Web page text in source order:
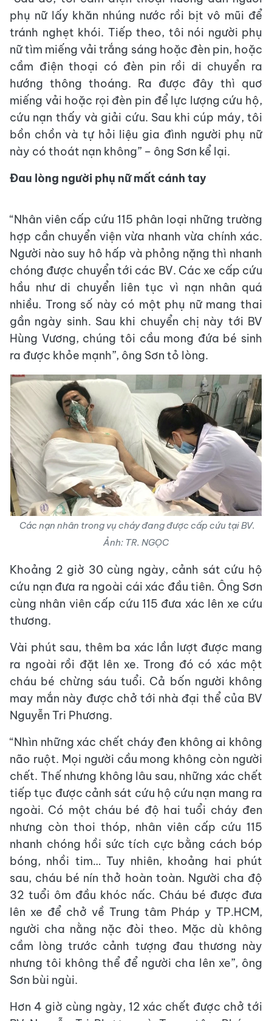
phụ nữ lấy khăn nhúng nước rồi bịt vô mũi để
tránh nghẹt khói. Tiếp theo, tôi nói người phụ
nữ tìm miếng vải trắng sáng hoặc đèn pin, hoặc
cầm điện thoại có đèn pin rồi di chuyển ra
hướng thông thoáng. Ra được đây thì quơ
miếng vải hoặc rọi đèn pin để lực lượng cứu hộ,
cứu nạn thấy và giải cứu. Sau khi cúp máy, tôi
bồn chồn và tự hỏi liệu gia đình người phụ nữ
này có thoát nạn không” – ông Sơn kể lại.
Đau lòng người phụ nữ mất cánh tay
“Nhân viên cấp cứu 115 phân loại những trường
hợp cần chuyển viện vừa nhanh vừa chính xác.
Người nào suy hô hấp và phỏng nặng thì nhanh
chóng được chuyển tới các BV. Các xe cấp cứu
hầu như di chuyển liên tục vì nạn nhân quá
nhiều. Trong số này có một phụ nữ mang thai
gần ngày sinh. Sau khi chuyển chị này tới BV
Hùng Vương, chúng tôi cầu mong đứa bé sinh
ra được khỏe mạnh”, ông Sơn tỏ lòng.
Các nạn nhân trong vụ cháy đang được cấp cứu tại BV.
Ảnh: TR. NGỌC
Khoảng 2 giờ 30 cùng ngày, cảnh sát cứu hộ
cứu nạn đưa ra ngoài cái xác đầu tiên. Ông Sơn
cùng nhân viên cấp cứu 115 đưa xác lên xe cứu
thương.
Vài phút sau, thêm ba xác lần lượt được mang
ra ngoài rồi đặt lên xe. Trong đó có xác một
cháu bé chừng sáu tuổi. Cả bốn người không
may mắn này được chở tới nhà đại thể của BV
Nguyễn Tri Phương.
“Nhìn những xác chết cháy đen không ai không
não ruột. Mọi người cầu mong không còn người
chết. Thế nhưng không lâu sau, những xác chết
tiếp tục được cảnh sát cứu hộ cứu nạn mang ra
ngoài. Có một cháu bé độ hai tuổi cháy đen
nhưng còn thoi thóp, nhân viên cấp cứu 115
nhanh chóng hồi sức tích cực bằng cách bóp
bóng, nhồi tim… Tuy nhiên, khoảng hai phút
sau, cháu bé nín thở hoàn toàn. Người cha độ
32 tuổi ôm đầu khóc nấc. Cháu bé được đưa
lên xe để chở về Trung tâm Pháp y TP.HCM,
người cha nằng nặc đòi theo. Mặc dù không
cầm lòng trước cảnh tượng đau thương này
nhưng tôi không thể để người cha lên xe”, ông
Sơn bùi ngùi.
Hơn 4 giờ cùng ngày, 12 xác chết được chở tới